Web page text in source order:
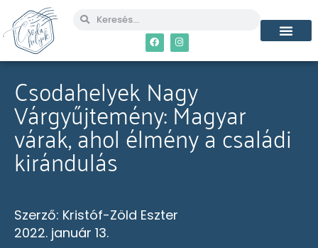
Csodahelyek Nagy
Várgyűjtemény: Magyar
várak, ahol élmény a családi
kirándulás
Szerző: Kristóf-Zöld Eszter
2022. január 13.